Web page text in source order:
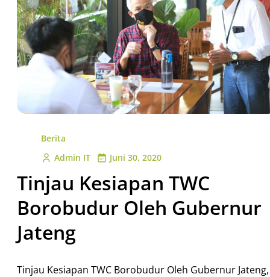
Berita
Admin IT
Juni 30, 2020
Tinjau Kesiapan TWC
Borobudur Oleh Gubernur
Jateng
Tinjau Kesiapan TWC Borobudur Oleh Gubernur Jateng,